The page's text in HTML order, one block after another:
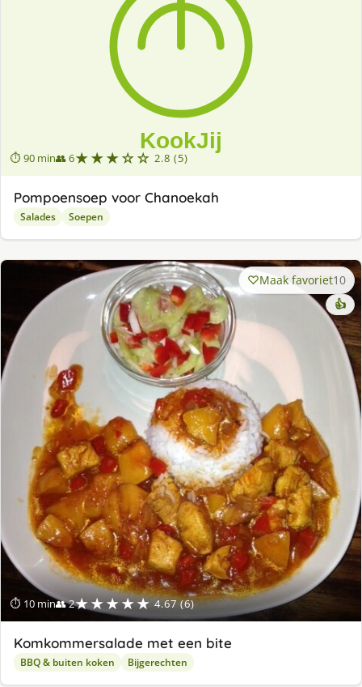
⏱ 90 min👥 6★★★☆☆ 2.8 (5)
Pompoensoep voor Chanoekah
Salades Soepen
⏱ 10 min👥 2★★★★★ 4.67 (6)
Maak favoriet10
👍
Komkommersalade met een bite
BBQ & buiten koken Bijgerechten